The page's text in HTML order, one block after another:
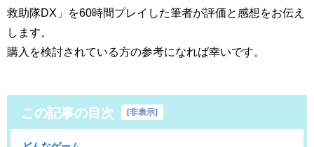
救助隊DX」を60時間プレイした筆者が評価と感想をお伝え
します。
購入を検討されている方の参考になれば幸いです。
この記事の目次 [非表示]